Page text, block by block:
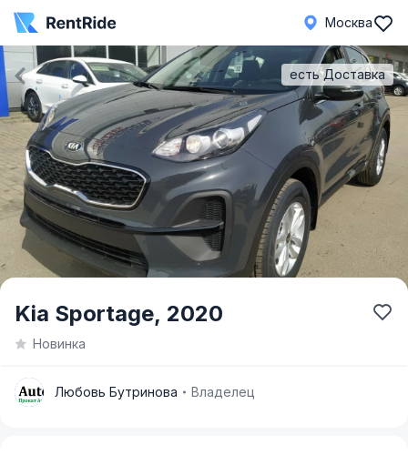
Москва
Item
есть Доставка
Kia Sportage, 2020
Новинка
Л Любовь Бутринова Владелец